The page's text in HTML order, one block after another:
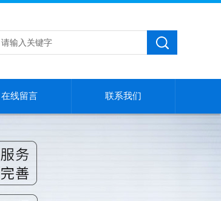
在线留言 联系我们